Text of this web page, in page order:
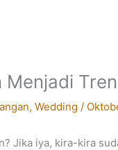
, Wedding /
Jika iya, kira-kira